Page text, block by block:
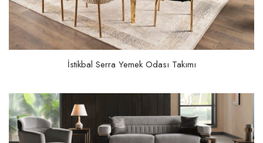
İstikbal Serra Yemek Odası Takımı